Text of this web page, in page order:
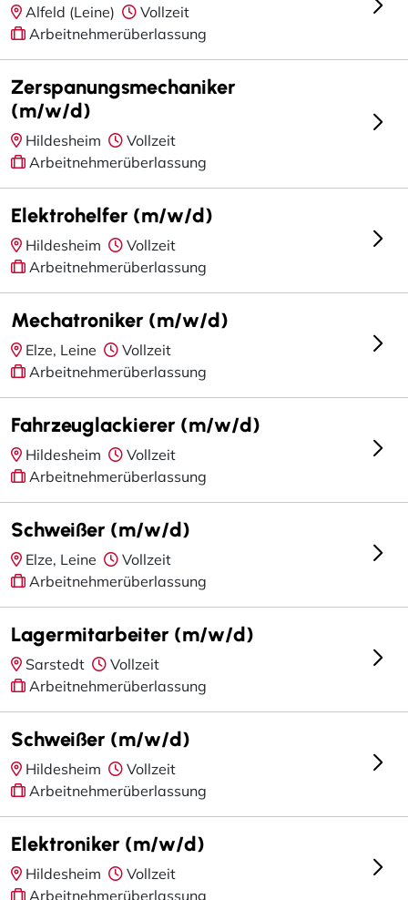
Alfeld (Leine)
Vollzeit
Arbeitnehmerüberlassung
Zerspanungsmechaniker
(m/w/d)
Hildesheim
Vollzeit
Arbeitnehmerüberlassung
Elektrohelfer (m/w/d)
Hildesheim
Vollzeit
Arbeitnehmerüberlassung
Mechatroniker (m/w/d)
Elze, Leine
Vollzeit
Arbeitnehmerüberlassung
Fahrzeuglackierer (m/w/d)
Hildesheim
Vollzeit
Arbeitnehmerüberlassung
Schweißer (m/w/d)
Elze, Leine
Vollzeit
Arbeitnehmerüberlassung
Lagermitarbeiter (m/w/d)
Sarstedt
Vollzeit
Arbeitnehmerüberlassung
Schweißer (m/w/d)
Hildesheim
Vollzeit
Arbeitnehmerüberlassung
Elektroniker (m/w/d)
Hildesheim
Vollzeit
Arbeitnehmerüberlassung